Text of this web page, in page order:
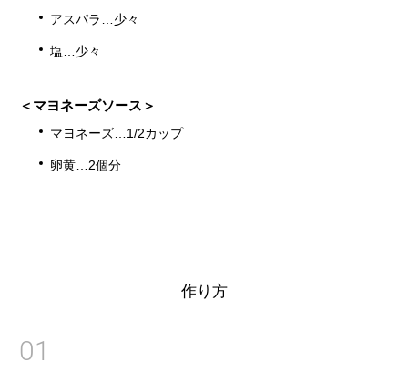
アスパラ…少々
塩…少々
＜マヨネーズソース＞
マヨネーズ…1/2カップ
卵黄…2個分
作り方
01